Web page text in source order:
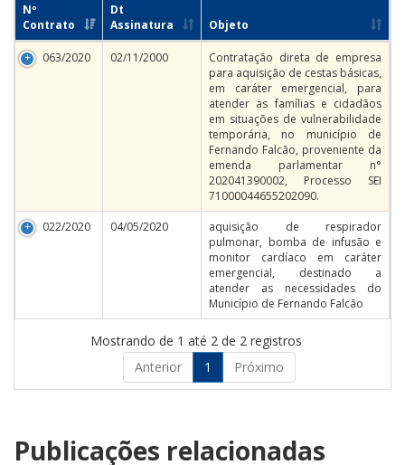
Nº
Contrato
Dt
Assinatura
Objeto
063/2020 02/11/2000
Contratação direta de empresa
para aquisição de cestas básicas,
em caráter emergencial, para
atender as famílias e cidadãos
em situações de vulnerabilidade
temporária, no município de
Fernando Falcão, proveniente da
emenda parlamentar n°
202041390002, Processo SEI
71000044655202090.
022/2020
04/05/2020
aquisição de respirador
pulmonar, bomba de infusão e
monitor cardíaco em caráter
emergencial, destinado a
atender as necessidades do
Município de Fernando Falcão
Mostrando de 1 até 2 de 2 registros
Anterior
1 Próximo
Publicações relacionadas